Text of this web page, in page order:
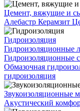
Цемент, вяжущие и
Алебастр Керамзит
Гидроизоляция
Гидроизоляционные
Гидроизоляционные
Обмазочная
гидроизоляция
Звукоизоляционные
Акустический